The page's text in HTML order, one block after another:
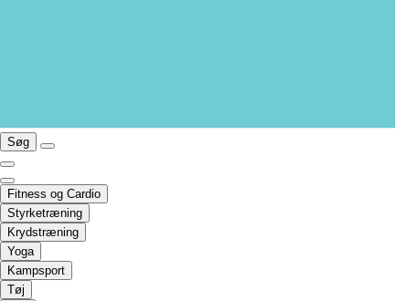
Søg
Fitness og Cardio
Styrketræning
Krydstræning
Yoga
Kampsport
Tøj